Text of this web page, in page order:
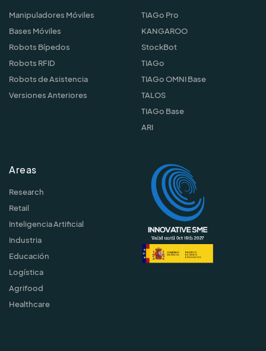
Manipuladores Móviles
Bases Móviles
Robots Bípedos
Robots RFID
Robots de Asistencia
Versiones Anteriores
TIAGo Pro
KANGAROO
StockBot
TIAGo
TIAGo OMNI Base
TALOS
TIAGo Base
ARI
Areas
Research
Retail
Inteligencia Artificial
Industria
Educación
Logística
Agrifood
Healthcare